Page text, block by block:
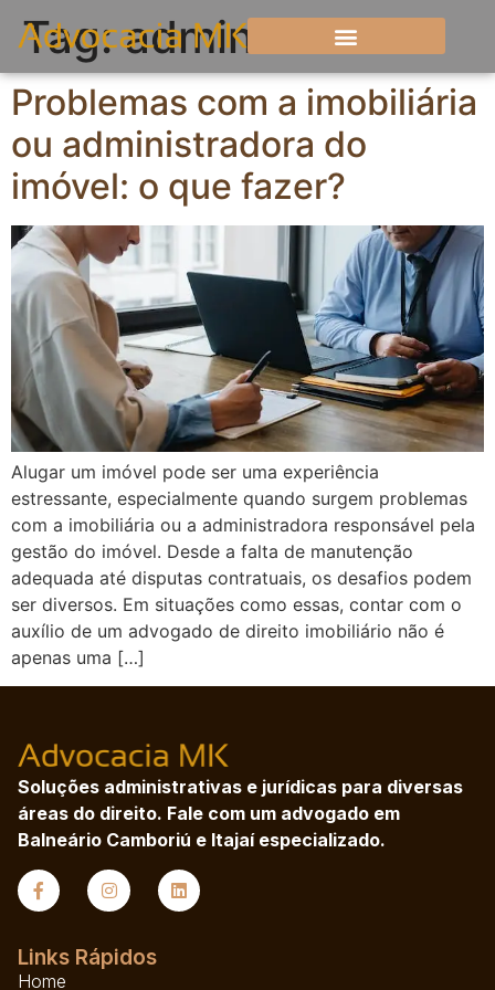
Tag:administradora
Problemas com a imobiliária
ou administradora do
imóvel: o que fazer?
Alugar um imóvel pode ser uma experiência
estressante, especialmente quando surgem problemas
com a imobiliária ou a administradora responsável pela
gestão do imóvel. Desde a falta de manutenção
adequada até disputas contratuais, os desafios podem
ser diversos. Em situações como essas, contar com o
auxílio de um advogado de direito imobiliário não é
apenas uma […]
Soluções administrativas e jurídicas para diversas
áreas do direito. Fale com um advogado em
Balneário Camboriú e Itajaí especializado.
Links Rápidos
Home